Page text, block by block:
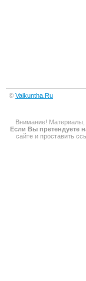
© Vaikuntha.Ru
Внимание! Материалы,
Если Вы претендуете
сайте и проставить